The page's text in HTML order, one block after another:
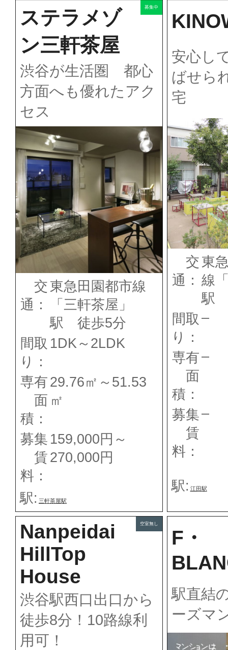
ステラメゾ
ン三軒茶屋
渋谷が生活圏 都心
方面へも優れたアク
セス
交
通：
東急田園都市線
「三軒茶屋」
駅 徒歩5分
間取
り：
1DK～2LDK
専有
面
積：
29.76㎡～51.53
㎡
募集
賃
料：
159,000円～
270,000円
駅: 三軒茶屋駅
募集中
安心し
ばせら
宅
交
通：
東
線
駅
間取
り：
–
専有
面
積：
–
募集
賃
料：
–
駅: 江田駅
Nanpeidai
HillTop
House
渋谷駅西口出口から
徒歩8分！10路線利
用可！
空室無し
F・
駅直結
ーズマ